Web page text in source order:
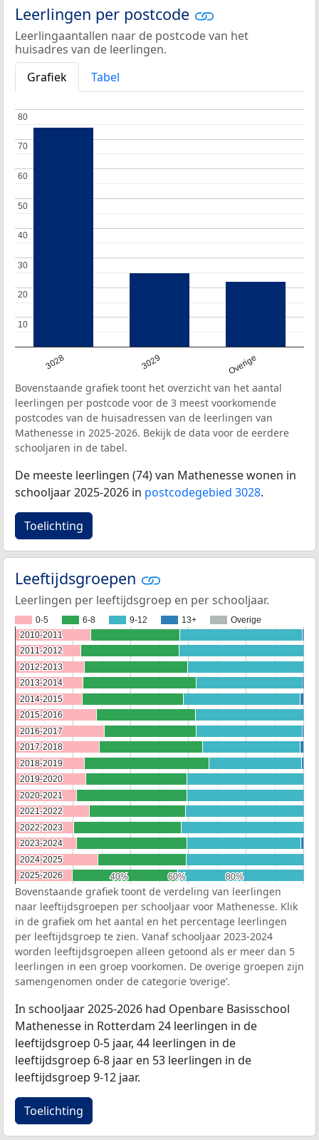
Leerlingen per postcode
Leerlingaantallen naar de postcode van het
huisadres van de leerlingen.
Grafiek
Tabel
3028 3029 Overige
10
10
20
20
30
30
40
40
50
50
60
60
70
70
80
80
Bovenstaande grafiek toont het overzicht van het aantal
leerlingen per postcode voor de 3 meest voorkomende
postcodes van de huisadressen van de leerlingen van
Mathenesse in 2025-2026. Bekijk de data voor de eerdere
schooljaren in de tabel.
De meeste leerlingen (74) van Mathenesse wonen in
schooljaar 2025-2026 in postcodegebied 3028.
Toelichting
Leeftijdsgroepen
Leerlingen per leeftijdsgroep en per schooljaar.
0-5 6-8 9-12 13+ Overige
40%
40% 60%
60% 80%
80%
2010-2011
2010-2011
2011-2012
2011-2012
2012-2013
2012-2013
2013-2014
2013-2014
2014-2015
2014-2015
2015-2016
2015-2016
2016-2017
2016-2017
2017-2018
2017-2018
2018-2019
2018-2019
2019-2020
2019-2020
2020-2021
2020-2021
2021-2022
2021-2022
2022-2023
2022-2023
2023-2024
2023-2024
2024-2025
2024-2025
2025-2026
2025-2026
Bovenstaande grafiek toont de verdeling van leerlingen
naar leeftijdsgroepen per schooljaar voor Mathenesse. Klik
in de grafiek om het aantal en het percentage leerlingen
per leeftijdsgroep te zien. Vanaf schooljaar 2023-2024
worden leeftijdsgroepen alleen getoond als er meer dan 5
leerlingen in een groep voorkomen. De overige groepen zijn
samengenomen onder de categorie ‘overige’.
In schooljaar 2025-2026 had Openbare Basisschool
Mathenesse in Rotterdam 24 leerlingen in de
leeftijdsgroep 0-5 jaar, 44 leerlingen in de
leeftijdsgroep 6-8 jaar en 53 leerlingen in de
leeftijdsgroep 9-12 jaar.
Toelichting